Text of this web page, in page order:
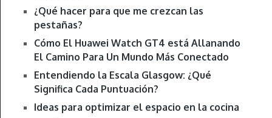
¿Qué hacer para que me crezcan las
pestañas?
Cómo El Huawei Watch GT4 está Allanando
El Camino Para Un Mundo Más Conectado
Entendiendo la Escala Glasgow: ¿Qué
Significa Cada Puntuación?
Ideas para optimizar el espacio en la cocina